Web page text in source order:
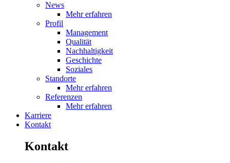
News
Mehr erfahren
Profil
Management
Qualität
Nachhaltigkeit
Geschichte
Soziales
Standorte
Mehr erfahren
Referenzen
Mehr erfahren
Karriere
Kontakt
Kontakt